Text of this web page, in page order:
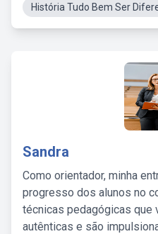
História Tudo Bem Ser
Sandra
Como orientador, minha
progresso dos alunos no
técnicas pedagógicas que
autênticas e são